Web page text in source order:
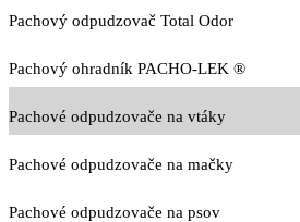
Pachový odpudzovač Total Odor
Pachový ohradník PACHO-LEK ®
Pachové odpudzovače na vtáky
Pachové odpudzovače na mačky
Pachové odpudzovače na psov